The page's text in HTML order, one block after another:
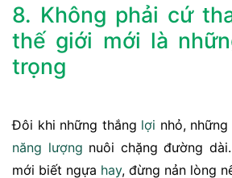
8. Không phải cứ
thế giới mới là
trọng
Đôi khi những thắng lợi nhỏ,
năng lượng nuôi chặng đường
mới biết ngựa hay, đừng nản lòng